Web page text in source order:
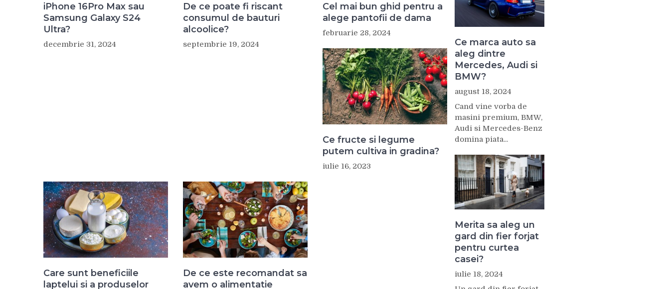
iPhone 16Pro Max sau
Samsung Galaxy S24
Ultra?
decembrie 31, 2024
De ce poate fi riscant
consumul de bauturi
alcoolice?
septembrie 19, 2024
Cel mai bun ghid pentru a
alege pantofii de dama
februarie 28, 2024
Ce fructe si legume
putem cultiva in gradina?
iulie 16, 2023
Care sunt beneficiile
laptelui si a produselor
De ce este recomandat sa
avem o alimentatie
Ce marca auto sa
aleg dintre
Mercedes, Audi si
BMW?
august 18, 2024
Cand vine vorba de
masini premium, BMW,
Audi si Mercedes-Benz
domina piata...
Merita sa aleg un
gard din fier forjat
pentru curtea
casei?
iulie 18, 2024